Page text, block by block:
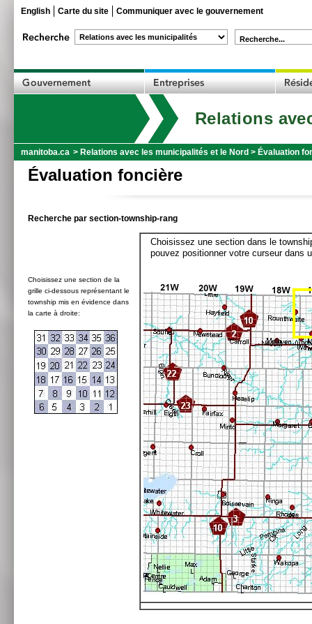
English Carte du site Communiquer avec le gouvernement
Recherche...
Relations
manitoba.ca > Relations avec les municipalités et le Nord > Évaluation
Évaluation foncière
Recherche par section-township-rang
Choisissez une section de la
grille ci-dessous représentant le
township mis en évidence dans
la carte à droite:
Choisissez une section dans le
pouvez positionner votre curseur dans